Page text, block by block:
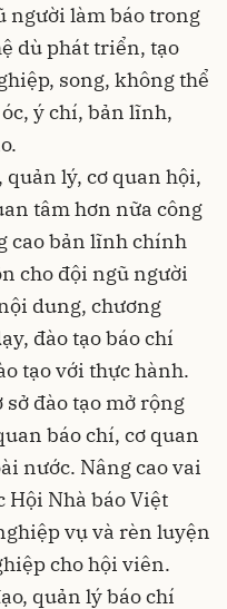
người làm báo trong
dù phát triển, tạo
song, không thể
ý chí, bản lĩnh,
quản lý, cơ quan hội,
tâm hơn nữa công
cao bản lĩnh chính
cho đội ngũ người
dung, chương
đào tạo báo chí
tạo với thực hành.
sở đào tạo mở rộng
báo chí, cơ quan
nước. Nâng cao vai
Hội Nhà báo Việt
vụ và rèn luyện
cho hội viên.
quản lý báo chí